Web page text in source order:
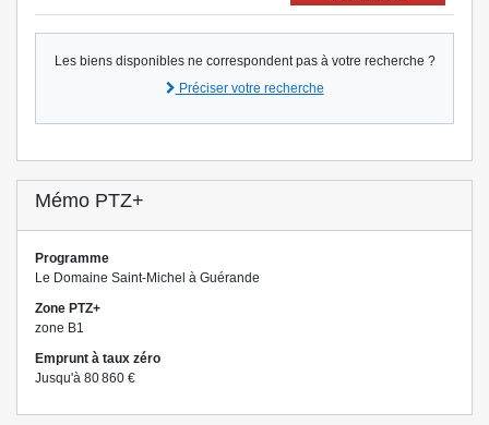
Les biens disponibles ne correspondent pas à votre recherche ?
Préciser votre recherche
Mémo PTZ+
Programme
Le Domaine Saint-Michel à Guérande
Zone PTZ+
zone B1
Emprunt à taux zéro
Jusqu'à 80 860 €